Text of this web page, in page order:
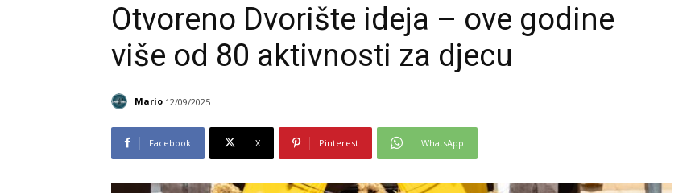
Otvoreno Dvorište ideja – ove godine
više od 80 aktivnosti za djecu
Mario 12/09/2025
Facebook X Pinterest WhatsApp